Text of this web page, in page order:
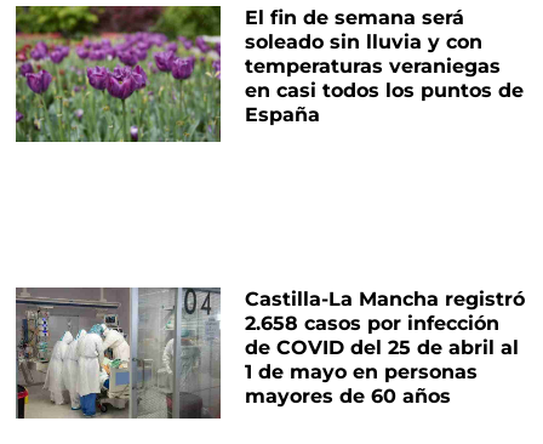
El fin de semana será
soleado sin lluvia y con
temperaturas veraniegas
en casi todos los puntos de
España
Castilla-La Mancha registró
2.658 casos por infección
de COVID del 25 de abril al
1 de mayo en personas
mayores de 60 años